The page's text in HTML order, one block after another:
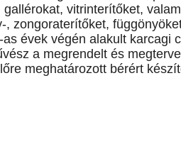
vitrinterítőket,
zongoraterítőket,
évek végén alakult karcagi
a megrendelt és
meghatározott bérért